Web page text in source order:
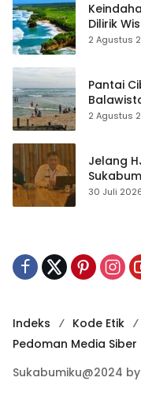
Dilirik
2 Agustus
Pantai
2 Agustus
Jelang
Publikasi
30 Juli
Indeks Kode Etik
Pedoman Media Siber
Sukabumiku@2024